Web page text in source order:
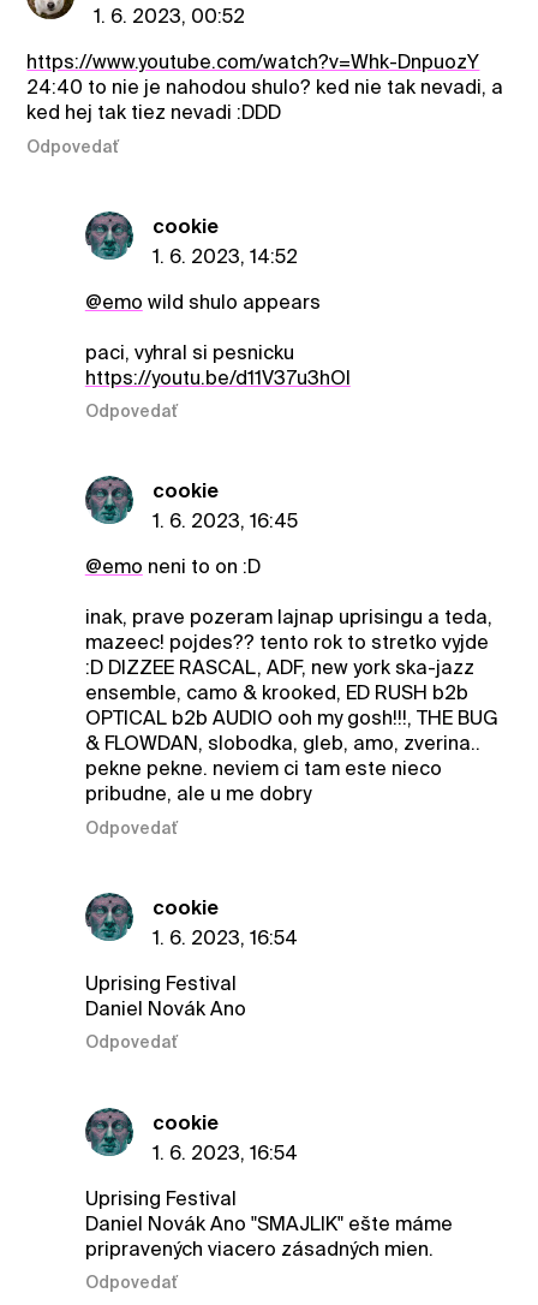
1. 6. 2023, 00:52
https://www.youtube.com/watch?v=Whk-DnpuozY
24:40 to nie je nahodou shulo? ked nie tak nevadi, a
ked hej tak tiez nevadi :DDD
Odpovedať
cookie
1. 6. 2023, 14:52
@emo wild shulo appears
paci, vyhral si pesnicku
https://youtu.be/d11V37u3hOI
Odpovedať
cookie
1. 6. 2023, 16:45
@emo neni to on :D
inak, prave pozeram lajnap uprisingu a teda,
mazeec! pojdes?? tento rok to stretko vyjde
:D DIZZEE RASCAL, ADF, new york ska-jazz
ensemble, camo & krooked, ED RUSH b2b
OPTICAL b2b AUDIO ooh my gosh!!!, THE BUG
& FLOWDAN, slobodka, gleb, amo, zverina..
pekne pekne. neviem ci tam este nieco
pribudne, ale u me dobry
Odpovedať
cookie
1. 6. 2023, 16:54
Uprising Festival
Daniel Novák Ano
Odpovedať
cookie
1. 6. 2023, 16:54
Uprising Festival
Daniel Novák Ano "SMAJLIK" ešte máme
pripravených viacero zásadných mien.
Odpovedať